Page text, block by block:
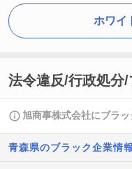
ホワイ
法令違反/行政処分
旭商事株式会社にブラッ
青森県のブラック企業情